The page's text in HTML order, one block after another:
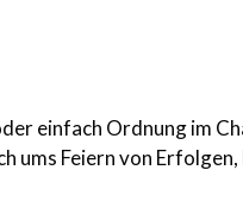
einfach Ordnung im
ums Feiern von